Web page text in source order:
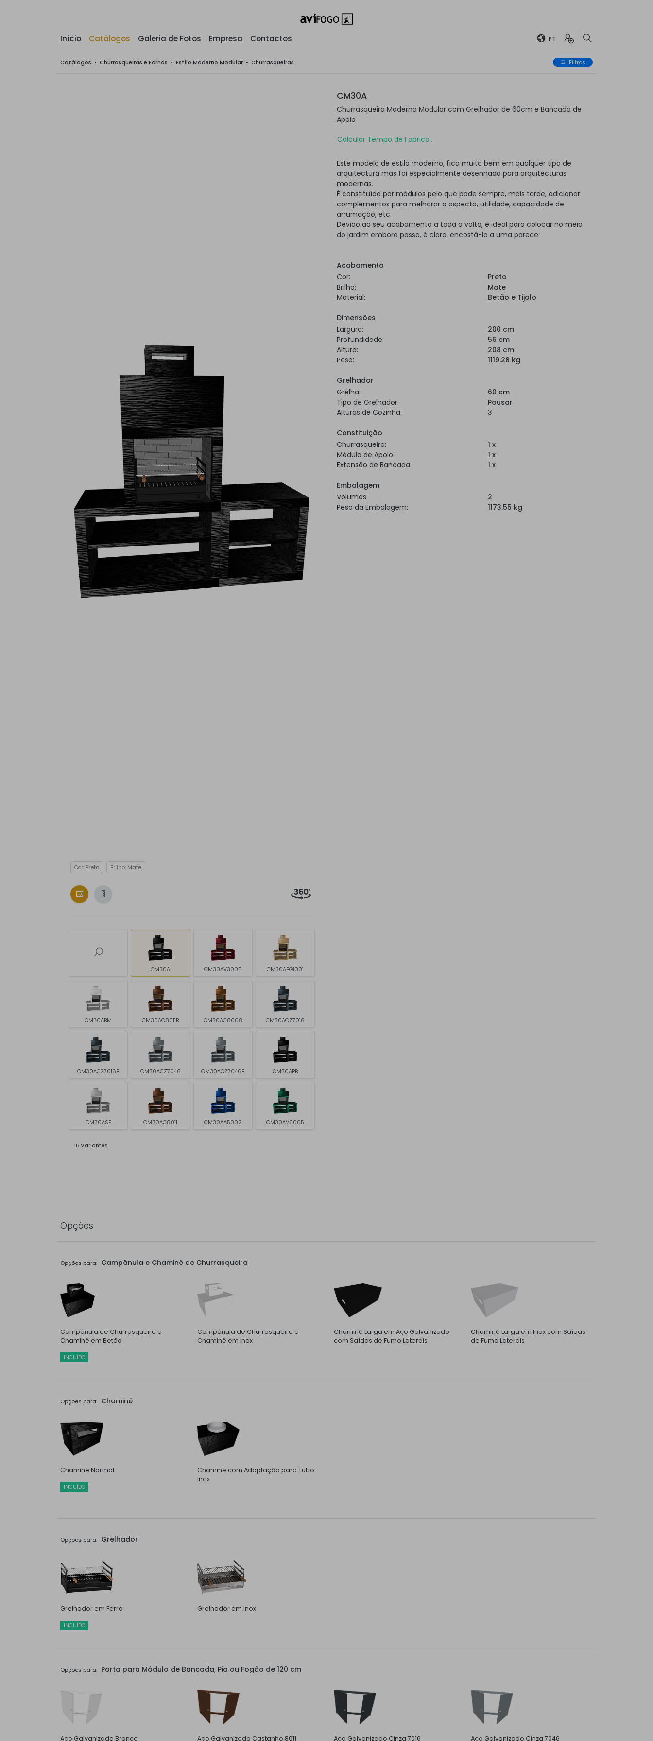
Início Catálogos Galeria de Fotos Empresa Contactos PT
Catálogos • Churrasqueiras e Fornos • Estilo Moderno Modular • Churrasqueiras Filtros
Cor: Preto Brilho: Mate
CM30A CM30AV3005 CM30ABG1001
CM30ABM CM30AC8011B CM30AC8008 CM30ACZ7016
CM30ACZ7016B CM30ACZ7046 CM30ACZ7046B CM30APB
CM30ASP CM30AC8011 CM30AA5002 CM30AV6005
15 Variantes
CM30A
Churrasqueira Moderna Modular com Grelhador de 60cm e Bancada de
Apoio
Calcular Tempo de Fabrico...
Este modelo de estilo moderno, fica muito bem em qualquer tipo de
arquitectura mas foi especialmente desenhado para arquitecturas
modernas.
É constituído por módulos pelo que pode sempre, mais tarde, adicionar
complementos para melhorar o aspecto, utilidade, capacidade de
arrumação, etc.
Devido ao seu acabamento a toda a volta, é ideal para colocar no meio
do jardim embora possa, é claro, encostá-lo a uma parede.
Acabamento
Cor:
Preto
Brilho:
Mate
Material:
Betão e Tijolo
Dimensões
Largura:
200 cm
Profundidade:
56 cm
Altura:
208 cm
Peso:
1119.28 kg
Grelhador
Grelha:
60 cm
Tipo de Grelhador:
Pousar
Alturas de Cozinha:
3
Constituição
Churrasqueira:
1 x
Módulo de Apoio:
1 x
Extensão de Bancada:
1 x
Embalagem
Volumes:
2
Peso da Embalagem:
1173.55 kg
Opções
Opções para: Campânula e Chaminé de Churrasqueira
Campânula de Churrasqueira e
Chaminé em Betão
INCUÍDO
Campânula de Churrasqueira e
Chaminé em Inox
Chaminé Larga em Aço Galvanizado
com Saídas de Fumo Laterais
Chaminé Larga em Inox com Saídas
de Fumo Laterais
Opções para: Chaminé
Chaminé Normal
INCUÍDO
Chaminé com Adaptação para Tubo
Inox
Opções para: Grelhador
Grelhador em Ferro
INCUÍDO
Grelhador em Inox
Opções para: Porta para Módulo de Bancada, Pia ou Fogão de 120 cm
Aço Galvanizado Branco Aço Galvanizado Castanho 8011 Aço Galvanizado Cinza 7016 Aço Galvanizado Cinza 7046